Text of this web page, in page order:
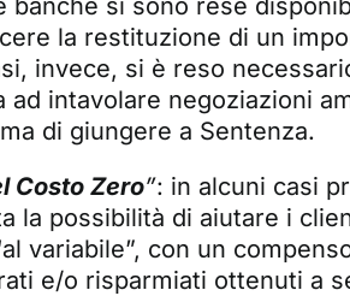
si sono rese
la restituzione di un
invece, si è reso
intavolare negoziazioni
di giungere a Sentenza.
Costo Zero”: in alcuni casi
la possibilità di aiutare i
variabile”, con un
e/o risparmiati ottenuti a